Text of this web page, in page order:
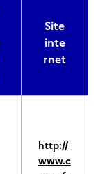
Site
inte
rnet
http://
www.c